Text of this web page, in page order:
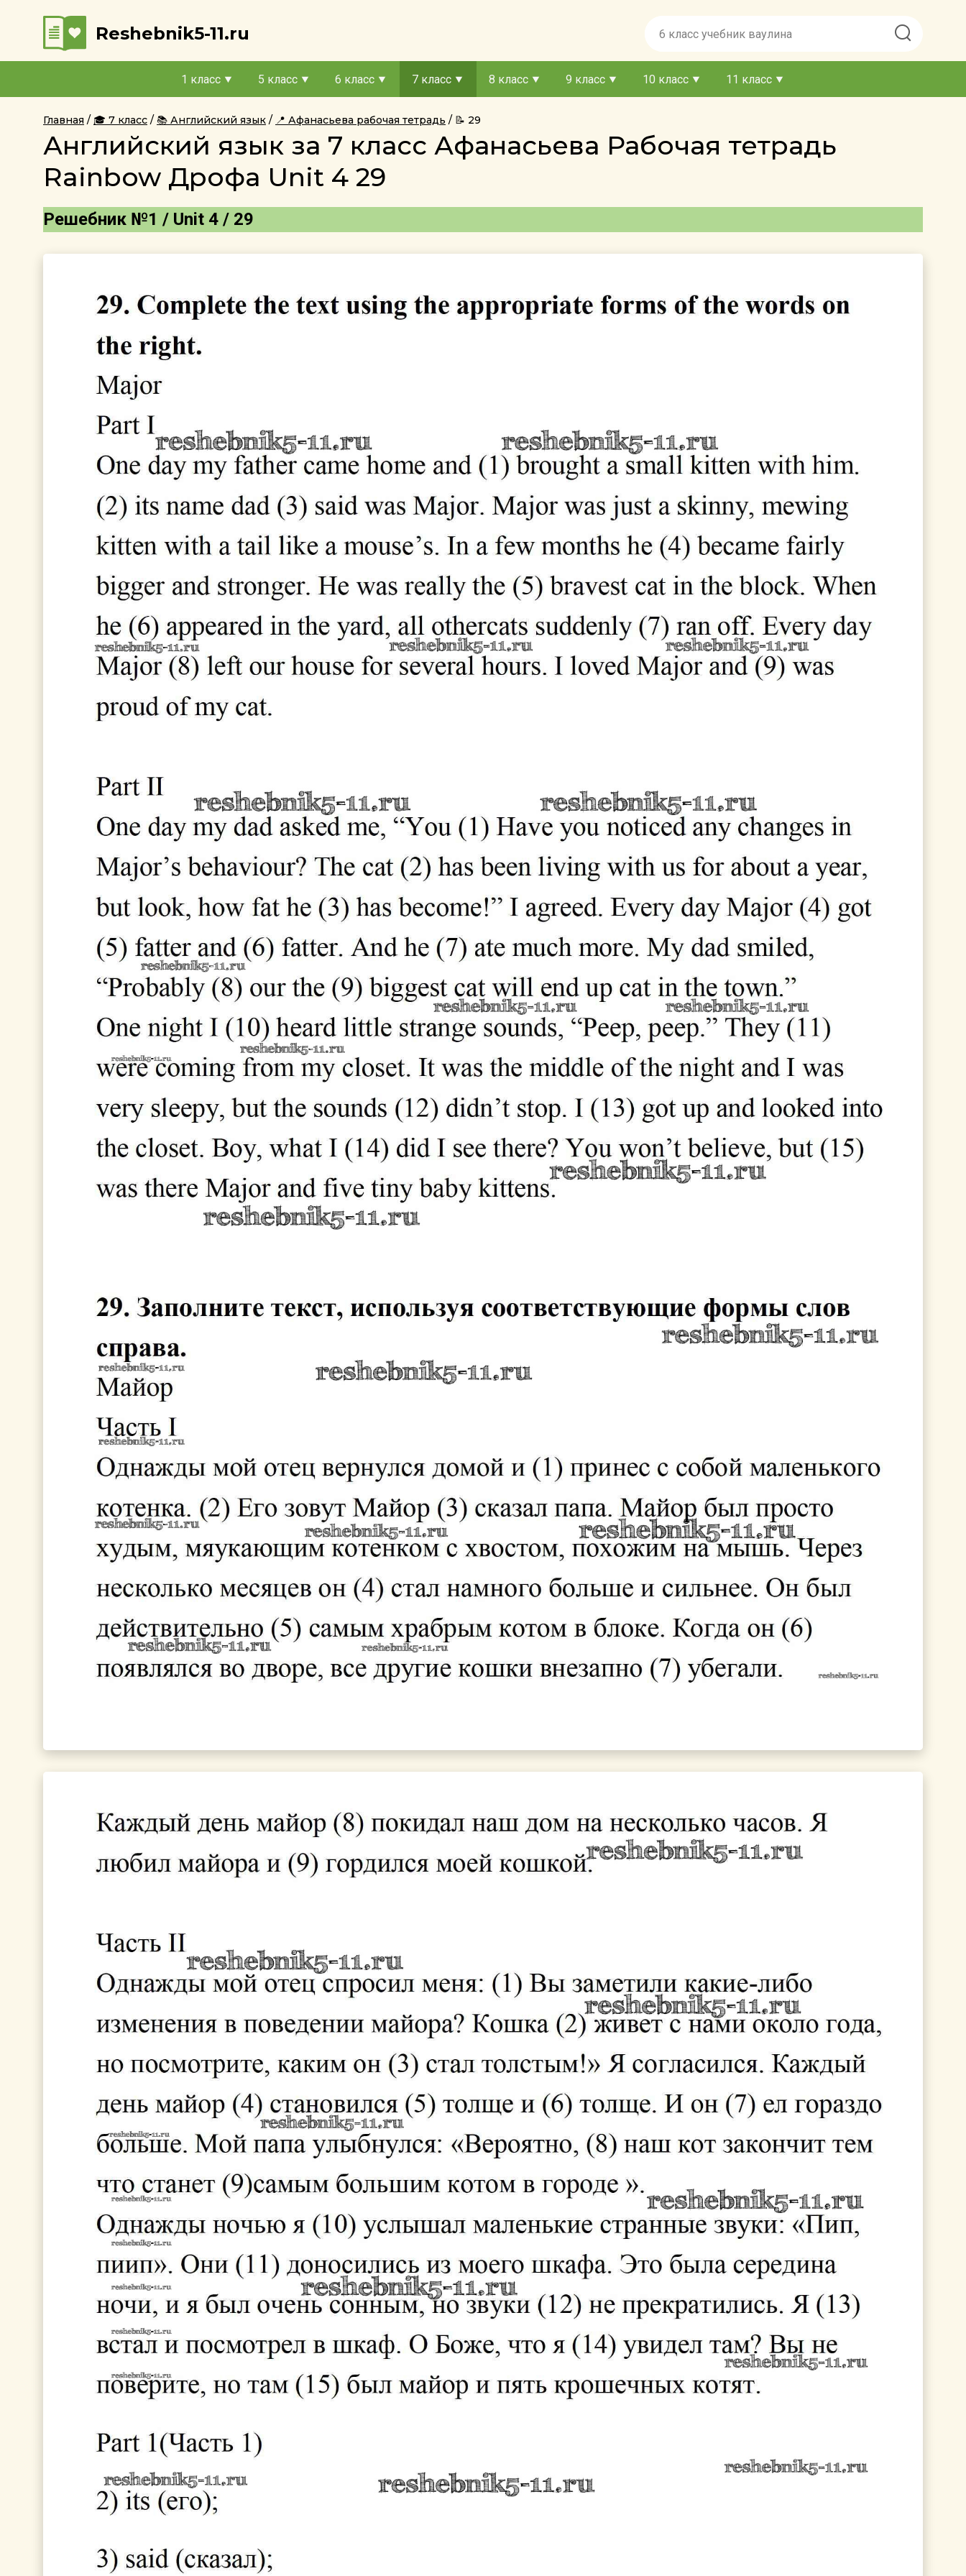
Reshebnik5-11.ru
1 класс 5 класс 6 класс 7 класс 8 класс 9 класс 10 класс 11 класс
Главная 🎓 7 класс 📚 Английский язык 📍 Афанасьева рабочая тетрадь 📝 29
Английский язык за 7 класс Афанасьева Рабочая тетрадь
Rainbow Дрофа Unit 4 29
Решебник №1 / Unit 4 / 29